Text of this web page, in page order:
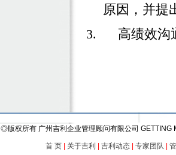
原因，并提
3.
高绩效沟
◎版权所有 广州吉利企业管理顾问有限公司
首 页 关于吉利 吉利动态 专家团队